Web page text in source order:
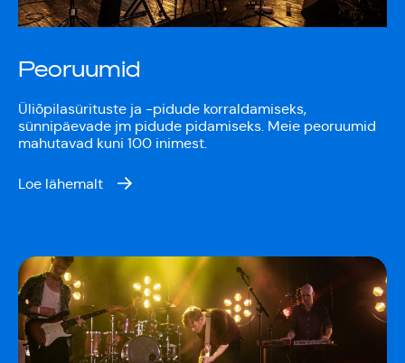
Tartumaa Tantsupidu
Suudlev Tartu
18.05.2024
galakontsert
Vanemuise
kontserdimajas
25.november 2023
Kulno
Kungla
Eda
Jaansoo
Masing-
Luik
Peoruumid
Üliõpilasürituste ja -pidude korraldamiseks,
sünnipäevade jm pidude pidamiseks. Meie peoruumid
mahutavad kuni 100 inimest.
Loe lähemalt